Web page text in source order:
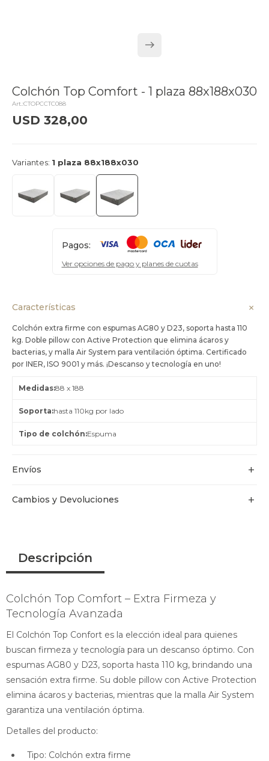
Colchón Top Comfort - 1 plaza 88x188x030
CTOPCCTC088
USD 328,00
Variantes: 1 plaza 88x188x030
Pagos:
Ver opciones de pago y planes de cuotas
Características
Colchón extra firme con espumas AG80 y D23, soporta hasta 110
kg. Doble pillow con Active Protection que elimina ácaros y
bacterias, y malla Air System para ventilación óptima. Certificado
por INER, ISO 9001 y más. ¡Descanso y tecnología en uno!
Medidas 88 x 188
Soporta hasta 110kg por lado
Tipo de colchón Espuma
Envíos
Cambios y Devoluciones
Descripción
Colchón Top Comfort – Extra Firmeza y
Tecnología Avanzada
El Colchón Top Confort es la elección ideal para quienes
buscan firmeza y tecnología para un descanso óptimo. Con
espumas AG80 y D23, soporta hasta 110 kg, brindando una
sensación extra firme. Su doble pillow con Active Protection
elimina ácaros y bacterias, mientras que la malla Air System
garantiza una ventilación óptima.
Detalles del producto:
Tipo: Colchón extra firme